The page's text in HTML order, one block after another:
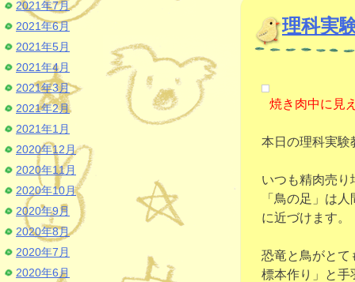
理科実
焼き肉中に見
本日の理科実験
いつも精肉売
「鳥の足」は
に近づけます。
恐竜と鳥がとて
標本作り」と手
2021年7月
2021年6月
2021年5月
2021年4月
2021年3月
2021年2月
2021年1月
2020年12月
2020年11月
2020年10月
2020年9月
2020年8月
2020年7月
2020年6月